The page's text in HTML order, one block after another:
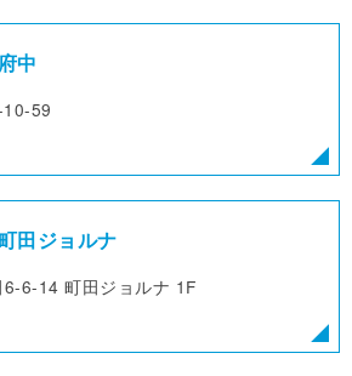
中
59
田ジョルナ
6-6-14 町田ジョルナ 1F